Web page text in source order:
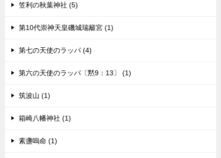
笠利の秋葉神社 (5)
第10代崇神天皇磯城瑞籬宮 (1)
第七の天使のラッパ (4)
第六の天使のラッパ〔黙9：13〕 (1)
筑波山 (1)
箱崎八幡神社 (1)
素盞嗚命 (1)